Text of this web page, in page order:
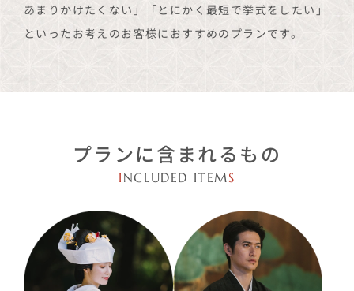
あまりかけたくない」「とにかく最短で挙式をしたい」
といったお考えのお客様におすすめのプランです。
プランに含まれるもの
I NCLUDED ITEMS